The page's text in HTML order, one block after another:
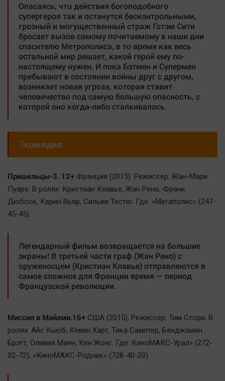
Опасаясь, что действия богоподобного
супергероя так и останутся бесконтрольными,
грозный и могущественный страж Готэм Сити
бросает вызов самому почитаемому в наши дни
спасителю Метрополиса, в то время как весь
остальной мир решает, какой герой ему по-
настоящему нужен. И пока Бэтмен и Супермен
пребывают в состоянии войны друг с другом,
возникает новая угроза, которая ставит
человечество под самую большую опасность, с
которой оно когда-либо сталкивалось.
комедия
Пришельцы-3. 12+ Франция (2015). Режиссер: Жан-Мари
Пуаре. В ролях: Кристиан Клавье, Жан Рено, Франк
Дюбоск, Карин Вьяр, Сильви Тестю. Где: «Мегаполис» (247-
45-45).
Легендарный фильм возвращается на большие
экраны! В третьей части граф (Жан Рено) с
оруженосцем (Кристиан Клавье) отправляются в
самое сложное для Франции время — период
Французской революции.
Миссия в Майами.16+ США (2015). Режиссер: Тим Стори. В
ролях: Айс Кьюб, Кевин Харт, Тика Самптер, Бенджамин
Брэтт, Оливия Манн, Кен Жонг. Где: КиноМАКС-Урал» (272-
02-72), «КиноМАКС-Родник» (728-40-20).